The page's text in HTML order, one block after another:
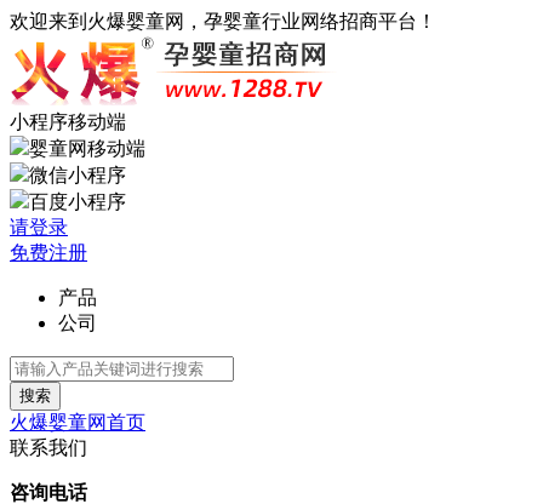
欢迎来到火爆婴童网，孕婴童行业网络招商平台！
小程序移动端
婴童网移动端
微信小程序
百度小程序
请登录
免费注册
产品
公司
搜索
火爆婴童网首页
联系我们
咨询电话